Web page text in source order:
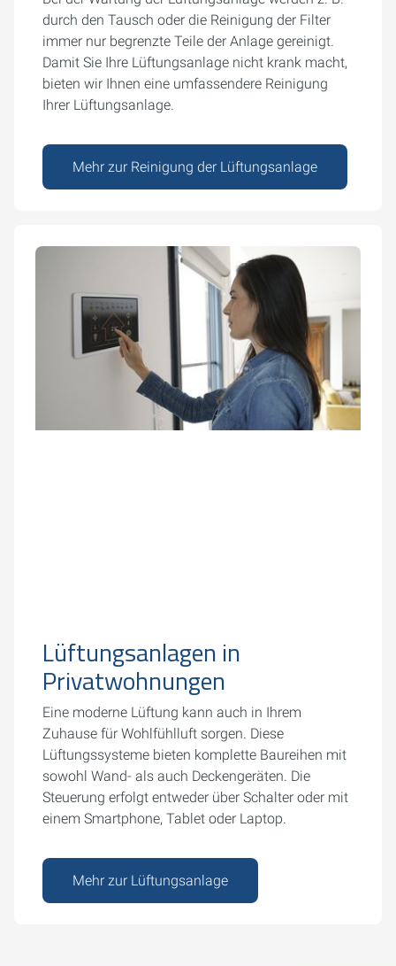
durch den Tausch oder die Reinigung der Filter
immer nur begrenzte Teile der Anlage gereinigt.
Damit Sie Ihre Lüftungsanlage nicht krank macht,
bieten wir Ihnen eine umfassendere Reinigung
Ihrer Lüftungsanlage.
Mehr zur Reinigung der Lüftungsanlage
Lüftungsanlagen in
Privatwohnungen
Eine moderne Lüftung kann auch in Ihrem
Zuhause für Wohlfühlluft sorgen. Diese
Lüftungssysteme bieten komplette Baureihen mit
sowohl Wand- als auch Deckengeräten. Die
Steuerung erfolgt entweder über Schalter oder mit
einem Smartphone, Tablet oder Laptop.
Mehr zur Lüftungsanlage